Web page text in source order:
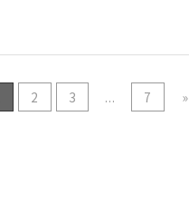
2 3 ... 7 »